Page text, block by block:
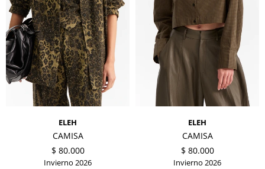
ELEH
CAMISA
$ 80.000
Invierno 2026
ELEH
CAMISA
$ 80.000
Invierno 2026